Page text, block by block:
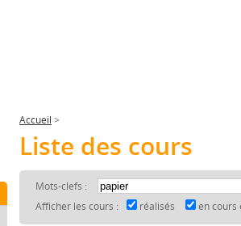
Accueil >
Liste des cours
Mots-clefs :
Afficher les cours :
réalisés en cours